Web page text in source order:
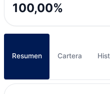
100,00%
Resumen Cartera